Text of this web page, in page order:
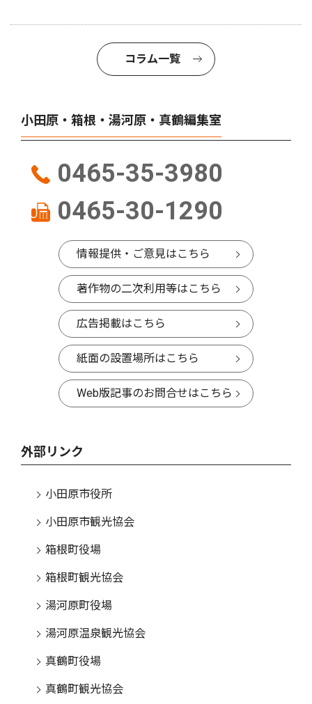
コラム一覧
小田原・箱根・湯河原・真鶴編集室
0465-35-3980
0465-30-1290
情報提供・ご意見はこちら
著作物の二次利用等はこちら
広告掲載はこちら
紙面の設置場所はこちら
Web版記事のお問合せはこちら
外部リンク
小田原市役所
小田原市観光協会
箱根町役場
箱根町観光協会
湯河原町役場
湯河原温泉観光協会
真鶴町役場
真鶴町観光協会